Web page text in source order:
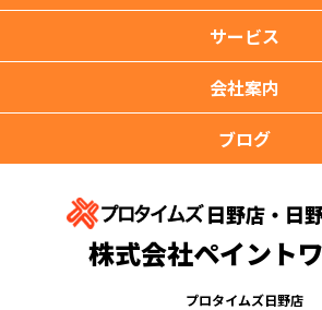
サービス
会社案内
ブログ
日野店・日
株式会社ペイント
プロタイムズ日野店